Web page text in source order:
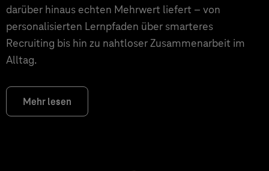
darüber hinaus echten Mehrwert liefert – von
personalisierten Lernpfaden über smarteres
Recruiting bis hin zu nahtloser Zusammenarbeit im
Alltag.
Mehr lesen